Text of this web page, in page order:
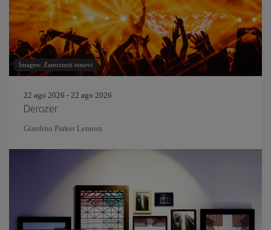
Imagen: Zamrznuti tonovi
22 ago 2026 - 22 ago 2026
Derozer
Giardino Parker Lennon